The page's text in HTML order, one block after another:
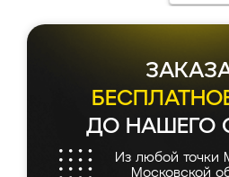
ДО НАШЕГО
Из любой точки
Московской